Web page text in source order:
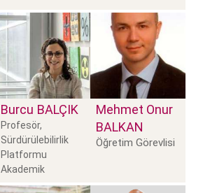
Burcu BALÇIK
Profesör,
Sürdürülebilirlik
Platformu
Akademik
Mehmet Onur
BALKAN
Öğretim Görevlisi